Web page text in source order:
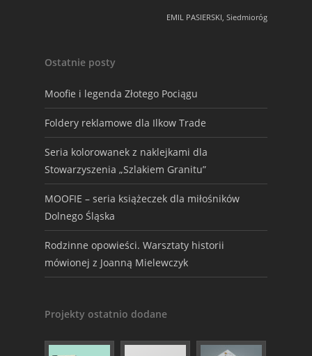
EMIL PASIERSKI, Siedmioróg
Ostatnie posty
Moofie i legenda Złotego Pociągu
Foldery reklamowe dla Ilkow Trade
Seria kolorowanek z naklejkami dla
Stowarzyszenia „Szlakiem Granitu”
MOOFIE – seria książeczek dla miłośników
Dolnego Śląska
Rodzinne opowieści. Warsztaty historii
mówionej z Joanną Mielewczyk
Projekty ostatnio dodane